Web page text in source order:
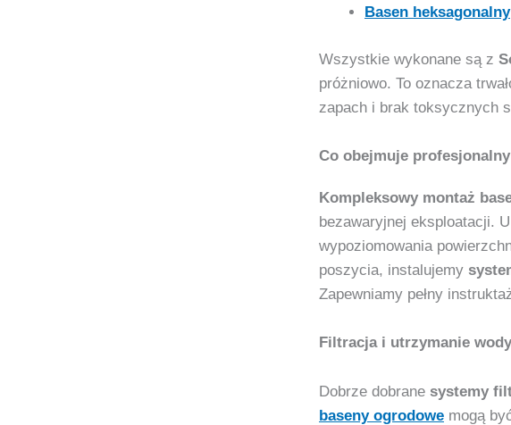
Basen heksagonalny
Wszystkie wykonane są z
próżniowo. To oznacza
zapach i brak toksycznych
Co obejmuje
Kompleksowy montaż
bezawaryjnej eksploatacji.
wypoziomowania
poszycia, instalujemy
Zapewniamy pełny
Filtracja i utrzymanie
Dobrze dobrane systemy
baseny ogrodowe mogą